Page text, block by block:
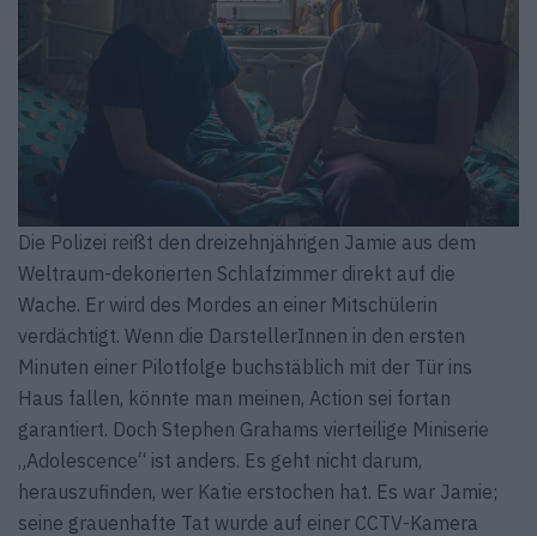
Die Polizei reißt den dreizehnjährigen Jamie aus dem
Weltraum-dekorierten Schlafzimmer direkt auf die
Wache. Er wird des Mordes an einer Mitschülerin
verdächtigt. Wenn die DarstellerInnen in den ersten
Minuten einer Pilotfolge buchstäblich mit der Tür ins
Haus fallen, könnte man meinen, Action sei fortan
garantiert. Doch Stephen Grahams vierteilige Miniserie
„Adolescence“ ist anders. Es geht nicht darum,
herauszufinden, wer Katie erstochen hat. Es war Jamie;
seine grauenhafte Tat wurde auf einer CCTV-Kamera